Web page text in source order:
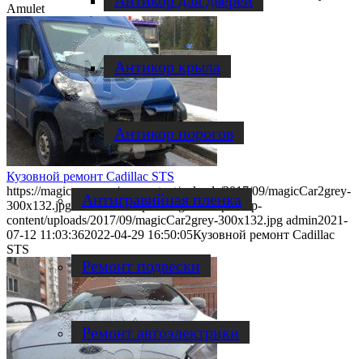
Антикор крыла
Антикор порогов
Антигравийная пленка
Ремонт подвески
Ремонт автоэлектрики
Amulet
Кузовной ремонт Cadillac STS
https://magic-cars.pro/wp-content/uploads/2017/09/magicCar2grey-
300x132.jpg
0 admin https://magic-cars.pro/wp-
content/uploads/2017/09/magicCar2grey-300x132.jpg admin2021-
07-12 11:03:362022-04-29 16:50:05Кузовной ремонт Cadillac
STS